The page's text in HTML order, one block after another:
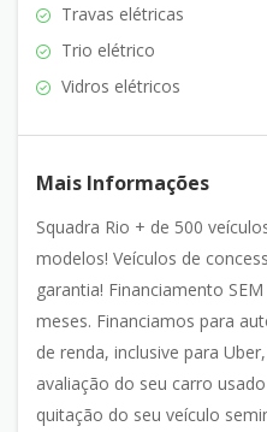
Travas elétricas
Trio elétrico
Vidros elétricos
Mais Informações
Squadra Rio + de 500
modelos! Veículos de
garantia! Financiamento
meses. Financiamos para
de renda, inclusive para
avaliação do seu carro
quitação do seu veículo